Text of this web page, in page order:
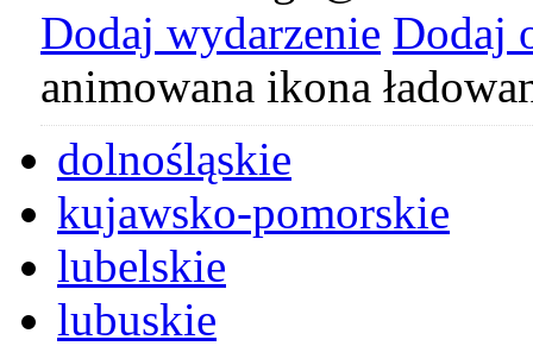
Dodaj wydarzenie Dodaj
animowana ikona
dolnośląskie
kujawsko-pomorskie
lubelskie
lubuskie